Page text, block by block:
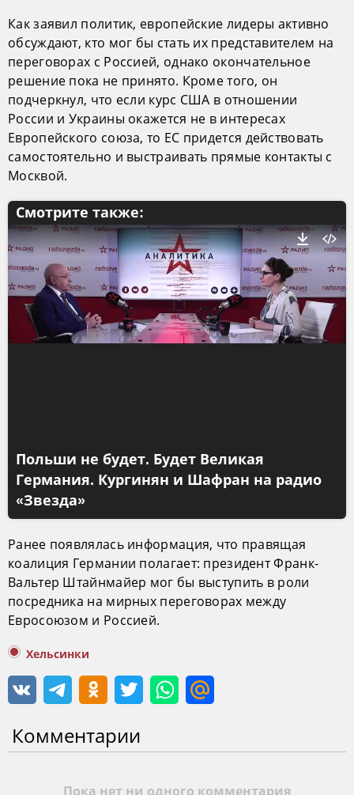
Как заявил политик, европейские лидеры активно
обсуждают, кто мог бы стать их представителем на
переговорах с Россией, однако окончательное
решение пока не принято. Кроме того, он
подчеркнул, что если курс США в отношении
России и Украины окажется не в интересах
Европейского союза, то ЕС придется действовать
самостоятельно и выстраивать прямые контакты с
Москвой.
Смотрите также:
Польши не будет. Будет Великая
Германия. Кургинян и Шафран на радио
«Звезда»
Ранее появлялась информация, что правящая
коалиция Германии полагает: президент Франк-
Вальтер Штайнмайер мог бы выступить в роли
посредника на мирных переговорах между
Евросоюзом и Россией.
Хельсинки
Комментарии
Пока нет ни одного комментария